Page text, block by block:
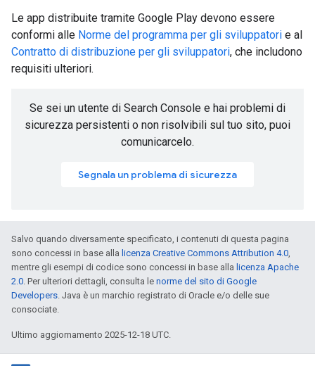
Le app distribuite tramite Google Play devono essere
conformi alle Norme del programma per gli sviluppatori e al
Contratto di distribuzione per gli sviluppatori, che includono
requisiti ulteriori.
Se sei un utente di Search Console e hai problemi di
sicurezza persistenti o non risolvibili sul tuo sito, puoi
comunicarcelo.
Segnala un problema di sicurezza
Salvo quando diversamente specificato, i contenuti di questa pagina
sono concessi in base alla licenza Creative Commons Attribution 4.0,
mentre gli esempi di codice sono concessi in base alla licenza Apache
2.0. Per ulteriori dettagli, consulta le norme del sito di Google
Developers. Java è un marchio registrato di Oracle e/o delle sue
consociate.
Ultimo aggiornamento 2025-12-18 UTC.